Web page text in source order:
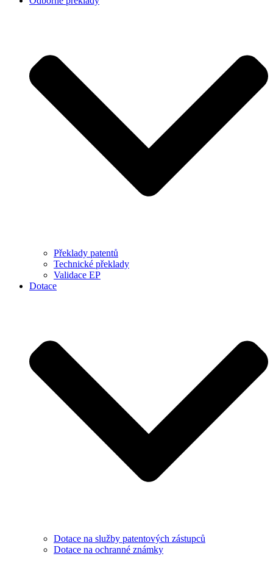
Překlady patentů
Technické překlady
Validace EP
Dotace
Dotace na služby patentových zástupců
Dotace na ochranné známky